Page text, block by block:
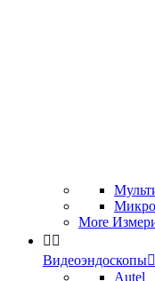
More
 
Видеоэндоскопы
Autel